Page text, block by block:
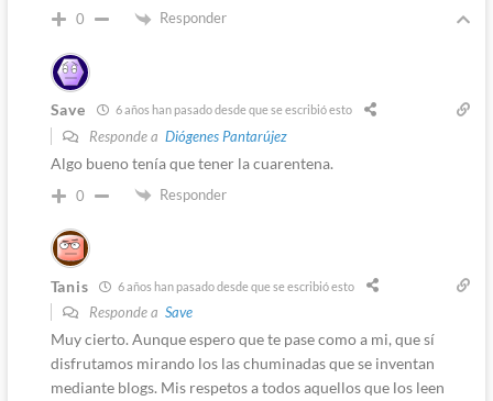
0 Responder
Save 6 años han pasado desde que se escribió esto
Responde a Diógenes Pantarújez
Algo bueno tenía que tener la cuarentena.
0 Responder
Tanis 6 años han pasado desde que se escribió esto
Responde a Save
Muy cierto. Aunque espero que te pase como a mi, que sí
disfrutamos mirando los las chuminadas que se inventan
mediante blogs. Mis respetos a todos aquellos que los leen